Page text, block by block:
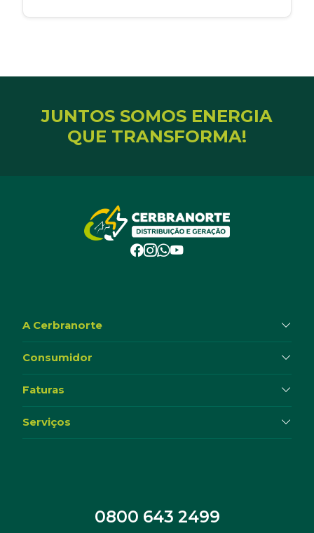
JUNTOS SOMOS ENERGIA
QUE TRANSFORMA!
A Cerbranorte
Consumidor
Faturas
Serviços
0800 643 2499